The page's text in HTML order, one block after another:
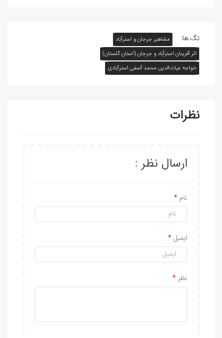
تگ ها:
مشاهیر جرجان و استرآباد
اثر آفرينان استرآباد و جرجان (استان گلستان)
خواجه غياث‌الدين محمد آصفی استرآبادی
نظرات
ارسال نظر :
نام
ایمیل
نظر